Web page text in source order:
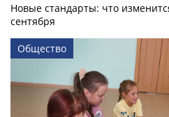
Новые стандарты: что
сентября
Общество